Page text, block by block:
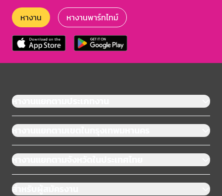
หางาน หางานพาร์ทไทม์
หางานแยกตามประเภทงาน
หางานแยกตามเขตในกรุงเทพมหานคร
หางานแยกตามจังหวัดในประเทศไทย
สำหรับผู้สมัครงาน